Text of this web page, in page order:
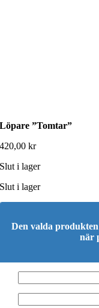
Löpare ”Tomtar”
420,00kr
Slut i lager
Slut i lager
Den valda
när